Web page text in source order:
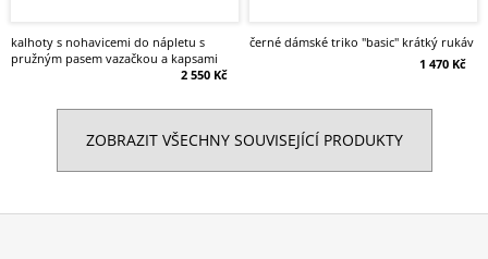
kalhoty s nohavicemi do nápletu s
pružným pasem vazačkou a kapsami
2 550 Kč
černé dámské triko "basic" krátký rukáv
1 470 Kč
ZOBRAZIT VŠECHNY SOUVISEJÍCÍ PRODUKTY